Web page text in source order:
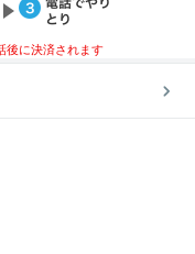
後に決済されます